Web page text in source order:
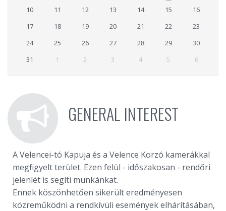
10
11 12 13 14 15
16
17
18 19 20 21 22
23
24
25 26 27 28 29
30
31
1 2 3 4 5 6
GENERAL INTEREST
A Velencei-tó Kapuja és a Velence Korzó kamerákkal
megfigyelt terület. Ezen felül - időszakosan - rendőri
jelenlét is segíti munkánkat.
Ennek köszönhetően sikerült eredményesen
közreműködni a rendkívüli események elhárításában,